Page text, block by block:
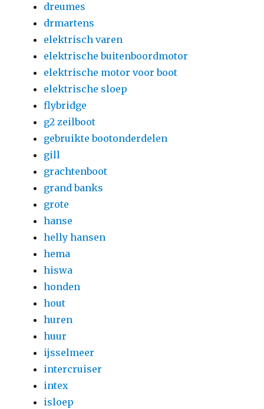
dreumes
drmartens
elektrisch varen
elektrische buitenboordmotor
elektrische motor voor boot
elektrische sloep
flybridge
g2 zeilboot
gebruikte bootonderdelen
gill
grachtenboot
grand banks
grote
hanse
helly hansen
hema
hiswa
honden
hout
huren
huur
ijsselmeer
intercruiser
intex
isloep